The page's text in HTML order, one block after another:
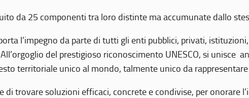
da 25 componenti tra loro distinte ma accumunate dallo
l’impegno da parte di tutti gli enti pubblici, privati,
del prestigioso riconoscimento UNESCO, si unisce
territoriale unico al mondo, talmente unico da
trovare soluzioni efficaci, concrete e condivise, per onorare